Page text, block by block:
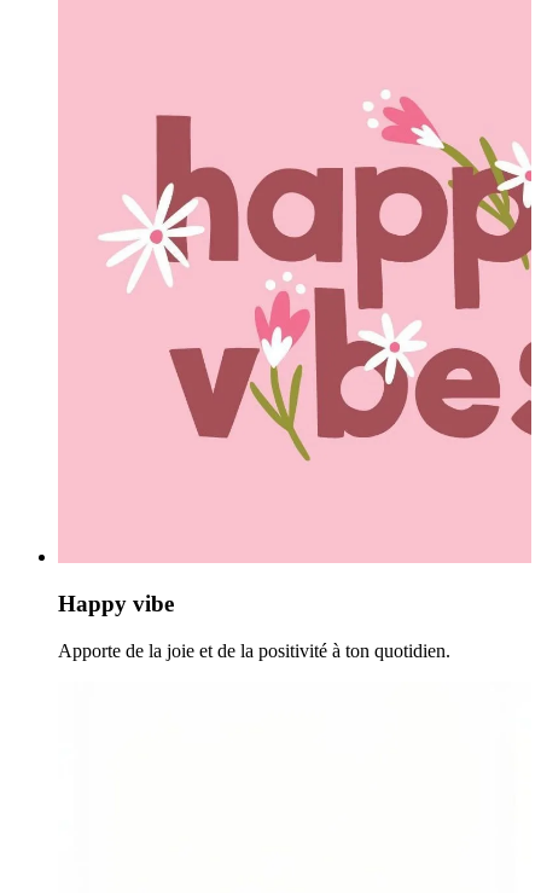
Happy vibe
Apporte de la joie et de la positivité à ton quotidien.